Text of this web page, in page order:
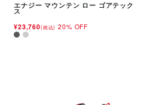
エナジー マウンテン ロー ゴアテック
ス
¥23,760(税込) 20% OFF